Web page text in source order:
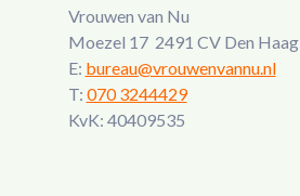
Vrouwen van Nu
Moezel 17 2491 CV Den Haag
E: bureau@vrouwenvannu.nl
T: 070 3244429
KvK: 40409535